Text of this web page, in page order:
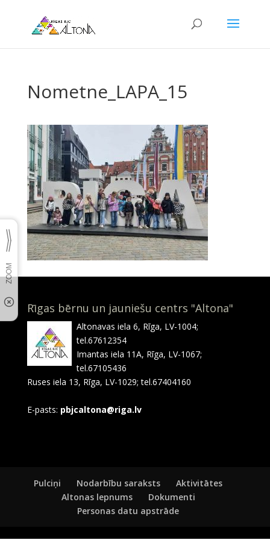
Nometne_LAPA_15
Rīgas bērnu un jauniešu centrs "Altona"
Altonavas iela 6, Rīga, LV-1004;
tel.67612354
Imantas iela 11A, Rīga, LV-1067;
tel.67105436
Ruses iela 13, Rīga, LV-1029; tel.67404160
E-pasts: pbjcaltona@riga.lv
Pulciņi Nodarbību saraksts
Aktivitātes
Altonas lepnums
Dokumenti
Personas datu apstrāde